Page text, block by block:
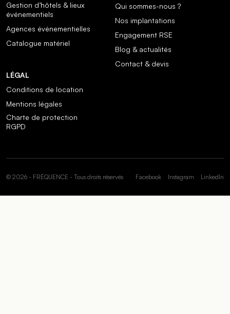
Gestion d’hôtels & lieux
événementiels
Agences événementielles
Catalogue matériel
Qui sommes-nous ?
Nos implantations
Engagement RSE
Blog & actualités
Contact & devis
LÉGAL
Conditions de location
Mentions légales
Charte de protection
RGPD
© 2026 - FRÉQUENCE - Tous droits réservés Facebook Instagram LinkedIn